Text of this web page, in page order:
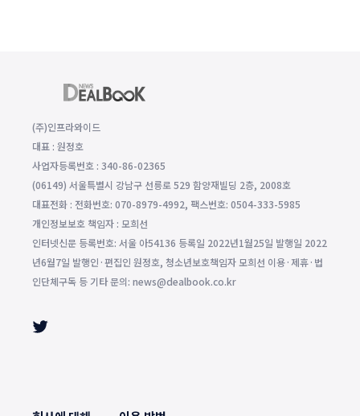
(주)인프라와이드
대표 : 원정호
사업자등록번호 : 340-86-02365
(06149) 서울특별시 강남구 선릉로 529 함양재빌딩 2층, 2008호
대표전화 : 전화번호: 070-8979-4992, 팩스번호: 0504-333-5985
개인정보보호 책임자 : 모희선
인터넷신문 등록번호: 서울 아54136 등록일 2022년1월25일 발행일 2022
년6월7일 발행인·편집인 원정호, 청소년보호책임자 모희선 이용·제휴·법
인단체구독 등 기타 문의: news@dealbook.co.kr